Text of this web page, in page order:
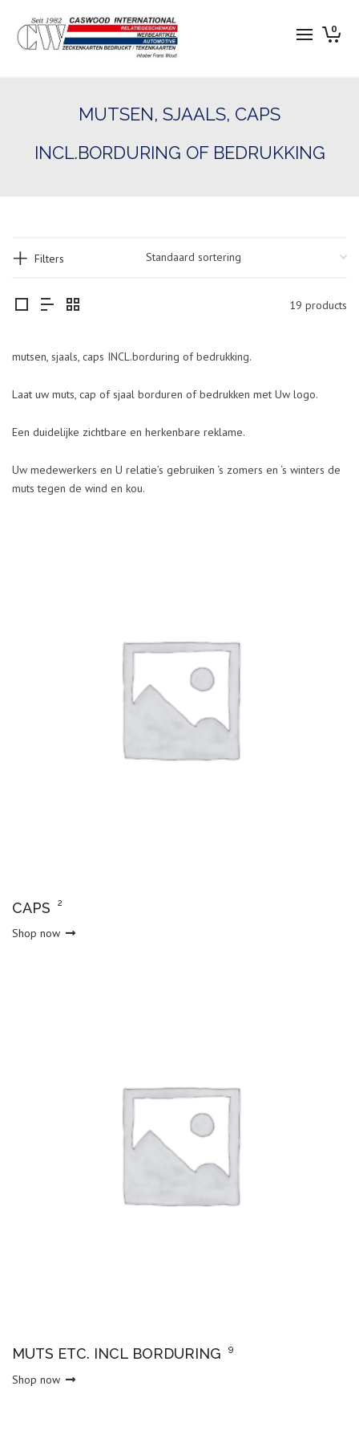
0
MUTSEN, SJAALS, CAPS
INCL.BORDURING OF BEDRUKKING
Filters
19 products
mutsen, sjaals, caps INCL.borduring of bedrukking.
Laat uw muts, cap of sjaal borduren of bedrukken met Uw logo.
Een duidelijke zichtbare en herkenbare reklame.
Uw medewerkers en U relatie’s gebruiken ‘s zomers en ‘s winters de
muts tegen de wind en kou.
CAPS 2
Shop now
MUTS ETC. INCL BORDURING 9
Shop now